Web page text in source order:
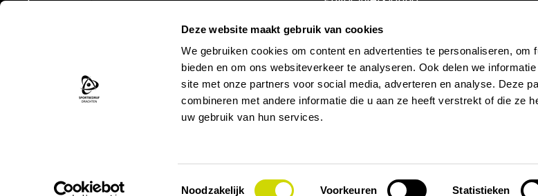
Deze website maakt gebruik van cookies
We gebruiken cookies om content en advertenties te personaliseren, om
bieden en om ons websiteverkeer te analyseren. Ook delen we
site met onze partners voor social media, adverteren en analyse. Deze
combineren met andere informatie die u aan ze heeft verstrekt of die ze
uw gebruik van hun services.
Toestemmingsselectie
Noodzakelijk Voorkeuren Statistieken
Zwemcentrum de Welle
© 2026 Sportbedrijf Drachten, Powered